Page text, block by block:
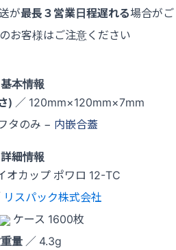
が最長３営業日程遅れる場合がご
お客様はご注意ください
基本情報
) ／ 120mm×120mm×7mm
タのみ − 内嵌合蓋
詳細情報
オカップ ポワロ 12-TC
リスパック株式会社
ケース 1600枚
量／ 4.3g